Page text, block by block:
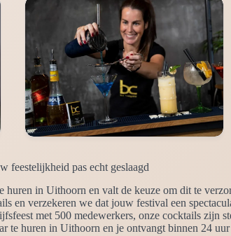
feestelijkheid pas echt geslaagd
huren in Uithoorn en valt de keuze om dit te
en verzekeren we dat jouw festival een
met 500 medewerkers, onze cocktails zijn
te huren in Uithoorn en je ontvangt binnen 24